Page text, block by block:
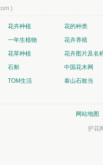
)
花卉种植
花的种类
一年生植物
花卉养殖
花草种植
花卉图片及名
石斛
中国花木网
TOM生活 泰山石敢当
网站地图
护花